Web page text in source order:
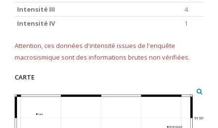
Intensité III
4
Intensité IV
1
Attention, ces données d'intensité issues de l'enquête
macrosismique sont des informations brutes non vérifiées.
CARTE